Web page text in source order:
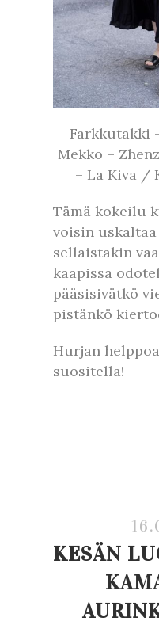
Farkkutakki
Mekko –
– La Kiva /
Tämä kokeilu
voisin
sellaistakin
kaapissa
pääsisivätkö
pistänkö
Hurjan
suositella!
KESÄN